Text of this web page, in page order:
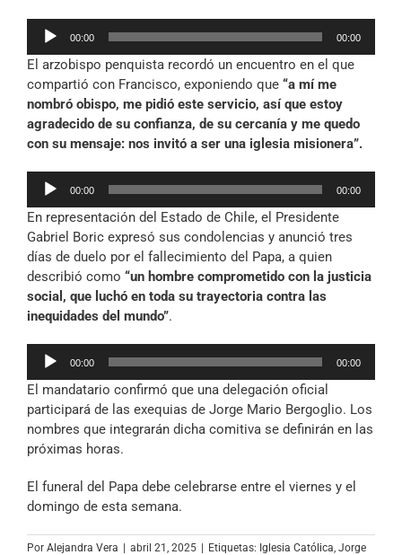
Reproductor
audio
00:00 00:00
El arzobispo penquista recordó un encuentro en el que
compartió con Francisco, exponiendo que “a mí me
nombró obispo, me pidió este servicio, así que estoy
agradecido de su confianza, de su cercanía y me quedo
con su mensaje: nos invitó a ser una iglesia misionera”.
Reproductor
audio
00:00 00:00
En representación del Estado de Chile, el Presidente
Gabriel Boric expresó sus condolencias y anunció tres
días de duelo por el fallecimiento del Papa, a quien
describió como “un hombre comprometido con la justicia
social, que luchó en toda su trayectoria contra las
inequidades del mundo”.
Reproductor
audio
00:00 00:00
El mandatario confirmó que una delegación oficial
participará de las exequias de Jorge Mario Bergoglio. Los
nombres que integrarán dicha comitiva se definirán en las
próximas horas.
El funeral del Papa debe celebrarse entre el viernes y el
domingo de esta semana.
Por Alejandra Vera | abril 21, 2025 | Etiquetas: Iglesia Católica Jorge